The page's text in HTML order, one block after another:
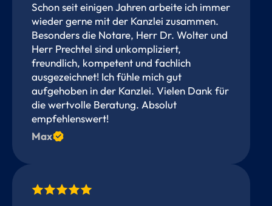
Schon seit einigen Jahren arbeite ich immer
wieder gerne mit der Kanzlei zusammen.
Besonders die Notare, Herr Dr. Wolter und
Herr Prechtel sind unkompliziert,
freundlich, kompetent und fachlich
ausgezeichnet! Ich fühle mich gut
aufgehoben in der Kanzlei. Vielen Dank für
die wertvolle Beratung. Absolut
empfehlenswert!
Max